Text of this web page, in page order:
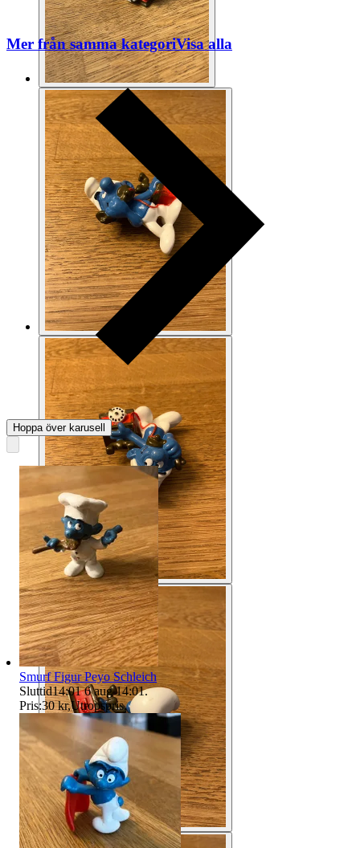
Mer från samma kategoriVisa alla
Hoppa över karusell
Smurf Figur Peyo Schleich
Sluttid14:01 6 aug 14:01.
Pris:30 kr,Utropspris.